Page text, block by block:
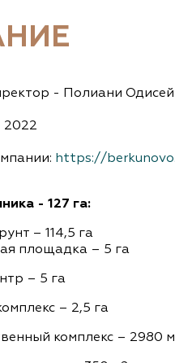
- Полиани Одисей
2022
https://
- 127 га:
– 114,5 га
площадка – 5 га
– 5 га
– 2,5 га
комплекс – 2980